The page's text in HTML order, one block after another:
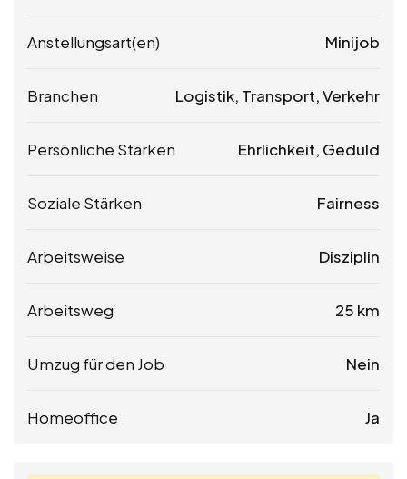
Anstellungsart(en) Minijob
Branchen Logistik, Transport, Verkehr
Persönliche Stärken Ehrlichkeit, Geduld
Soziale Stärken Fairness
Arbeitsweise Disziplin
Arbeitsweg 25 km
Umzug für den Job Nein
Homeoffice Ja